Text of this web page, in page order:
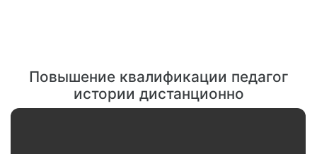
Повышение квалификации педагог
истории дистанционно